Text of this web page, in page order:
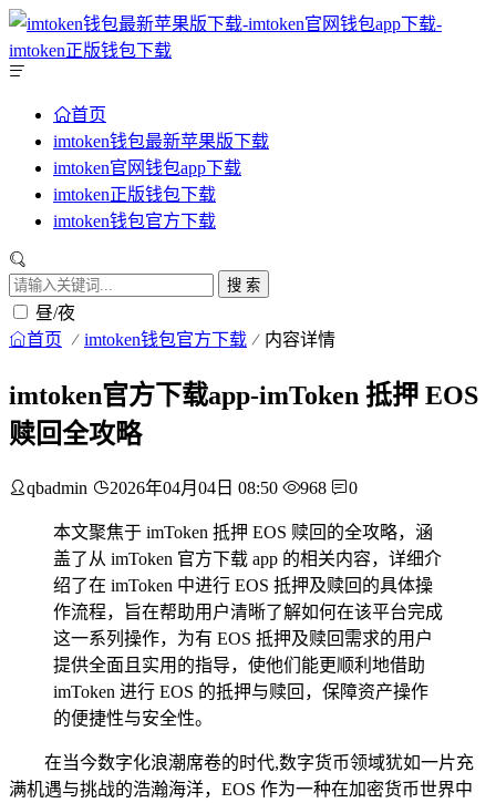
首页
imtoken钱包最新苹果版下载
imtoken官网钱包app下载
imtoken正版钱包下载
imtoken钱包官方下载
搜 索
昼/夜
首页 imtoken钱包官方下载 内容详情
imtoken官方下载app-imToken 抵押 EOS
赎回全攻略
qbadmin 2026年04月04日 08:50 968 0
本文聚焦于 imToken 抵押 EOS 赎回的全攻略，涵
盖了从 imToken 官方下载 app 的相关内容，详细介
绍了在 imToken 中进行 EOS 抵押及赎回的具体操
作流程，旨在帮助用户清晰了解如何在该平台完成
这一系列操作，为有 EOS 抵押及赎回需求的用户
提供全面且实用的指导，使他们能更顺利地借助
imToken 进行 EOS 的抵押与赎回，保障资产操作
的便捷性与安全性。
在当今数字化浪潮席卷的时代,数字货币领域犹如一片充
满机遇与挑战的浩瀚海洋，EOS 作为一种在加密货币世界中